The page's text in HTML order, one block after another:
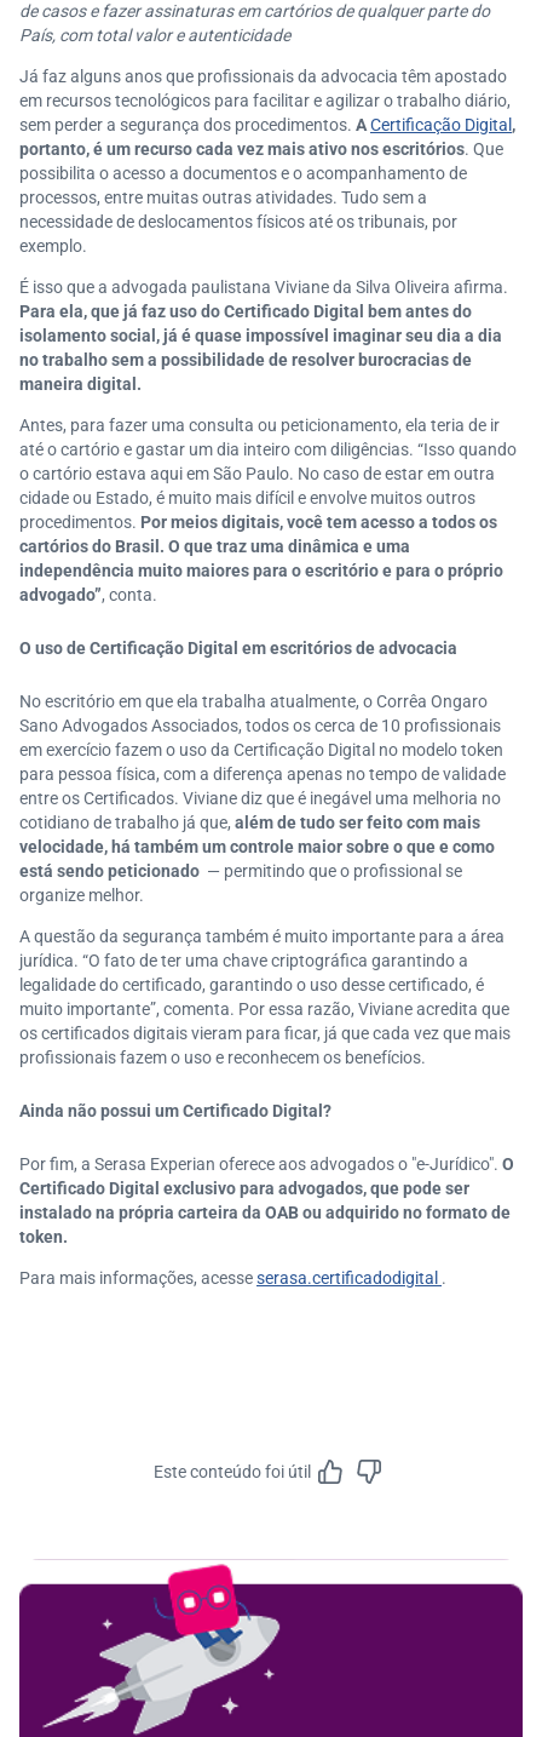
de casos e fazer assinaturas em cartórios de qualquer parte do
País, com total valor e autenticidade
Já faz alguns anos que profissionais da advocacia têm apostado
em recursos tecnológicos para facilitar e agilizar o trabalho diário,
sem perder a segurança dos procedimentos. ACertificação Digital ,
portanto, é um recurso cada vez mais ativo nos escritórios. Que
possibilita o acesso a documentos e o acompanhamento de
processos, entre muitas outras atividades. Tudo sem a
necessidade de deslocamentos físicos até os tribunais, por
exemplo.
É isso que a advogada paulistana Viviane da Silva Oliveira afirma.
Para ela, que já faz uso do Certificado Digital bem antes do
isolamento social, já é quase impossível imaginar seu dia a dia
no trabalho sem a possibilidade de resolver burocracias de
maneira digital.
Antes, para fazer uma consulta ou peticionamento, ela teria de ir
até o cartório e gastar um dia inteiro com diligências. “Isso quando
o cartório estava aqui em São Paulo. No caso de estar em outra
cidade ou Estado, é muito mais difícil e envolve muitos outros
procedimentos. Por meios digitais, você tem acesso a todos os
cartórios do Brasil. O que traz uma dinâmica e uma
independência muito maiores para o escritório e para o próprio
advogado”, conta.
O uso de Certificação Digital em escritórios de advocacia
No escritório em que ela trabalha atualmente, o Corrêa Ongaro
Sano Advogados Associados, todos os cerca de 10 profissionais
em exercício fazem o uso da Certificação Digital no modelo token
para pessoa física, com a diferença apenas no tempo de validade
entre os Certificados. Viviane diz que é inegável uma melhoria no
cotidiano de trabalho já que, além de tudo ser feito com mais
velocidade, há também um controle maior sobre o que e como
está sendo peticionado — permitindo que o profissional se
organize melhor.
A questão da segurança também é muito importante para a área
jurídica. “O fato de ter uma chave criptográfica garantindo a
legalidade do certificado, garantindo o uso desse certificado, é
muito importante”, comenta. Por essa razão, Viviane acredita que
os certificados digitais vieram para ficar, já que cada vez que mais
profissionais fazem o uso e reconhecem os benefícios.
Ainda não possui um Certificado Digital?
Por fim, a Serasa Experian oferece aos advogados o "e-Jurídico". O
Certificado Digital exclusivo para advogados, que pode ser
instalado na própria carteira da OAB ou adquirido no formato de
token.
Para mais informações, acesseserasa.certificadodigital .
Este conteúdo foi útil